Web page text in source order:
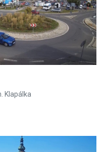
Klapálka